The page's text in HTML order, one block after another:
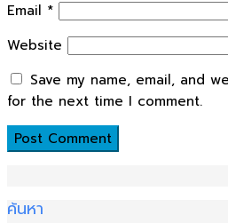
Email *
Website
Save my name, email, and
for the next time I comment.
ค้นหา